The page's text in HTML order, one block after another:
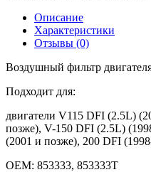
Описание
Характеристики
Отзывы (0)
Воздушный фильтр
Подходит для:
двигатели V115 DFI (2.5L)
позже), V-150 DFI (2.5L)
(2001 и позже), 200 DFI
OEM: 853333, 853333T